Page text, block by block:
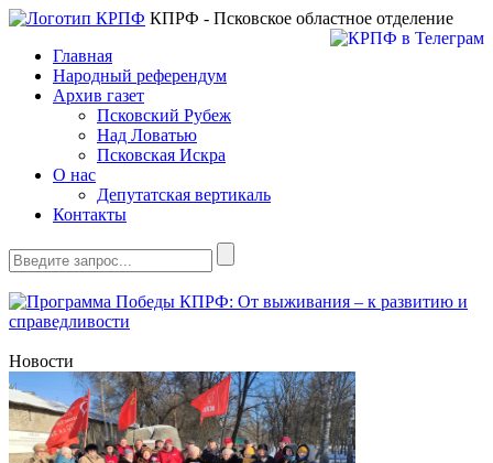
КПРФ - Псковское областное отделение
Главная
Народный референдум
Архив газет
Псковский Рубеж
Над Ловатью
Псковская Искра
О нас
Депутатская вертикаль
Контакты
Новости